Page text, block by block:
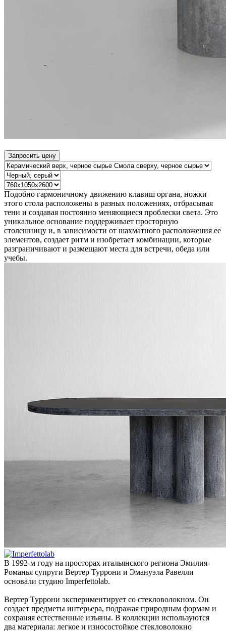
Запросить цену
Подобно гармоничному движению клавиш органа, ножки
этого стола расположены в разных положениях, отбрасывая
тени и создавая постоянно меняющиеся проблески света. Это
уникальное основание поддерживает просторную
столешницу и, в зависимости от шахматного расположения ее
элементов, создает ритм и изобретает комбинации, которые
разграничивают и размещают места для встречи, обеда или
учебы.
В 1992-м году на просторах итальянского региона Эмилия-
Романья супруги Вертер Туррони и Эмануэла Равелли
основали студию Imperfettolab.
Вертер Туррони экспериментирует со стекловолокном. Он
создает предметы интерьера, подражая природным формам и
сохраняя естественные изъяны. В коллекции используются
два материала: легкое и износостойкое стекловолокно